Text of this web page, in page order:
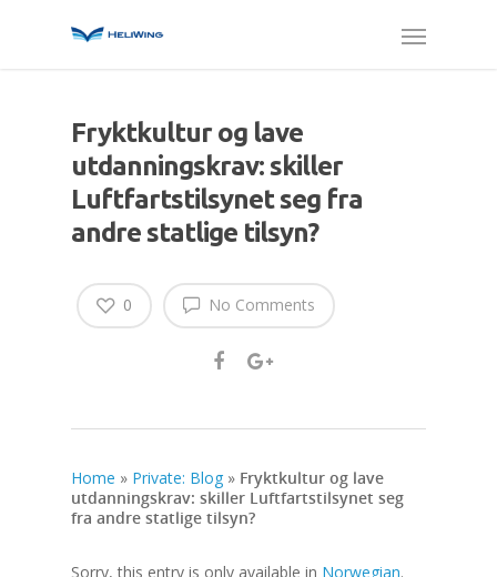
Fryktkultur og lave
utdanningskrav: skiller
Luftfartstilsynet seg fra
andre statlige tilsyn?
No Comments
0
Home » Private: Blog » Fryktkultur og lave
utdanningskrav: skiller Luftfartstilsynet seg
fra andre statlige tilsyn?
Sorry, this entry is only available in Norwegian.